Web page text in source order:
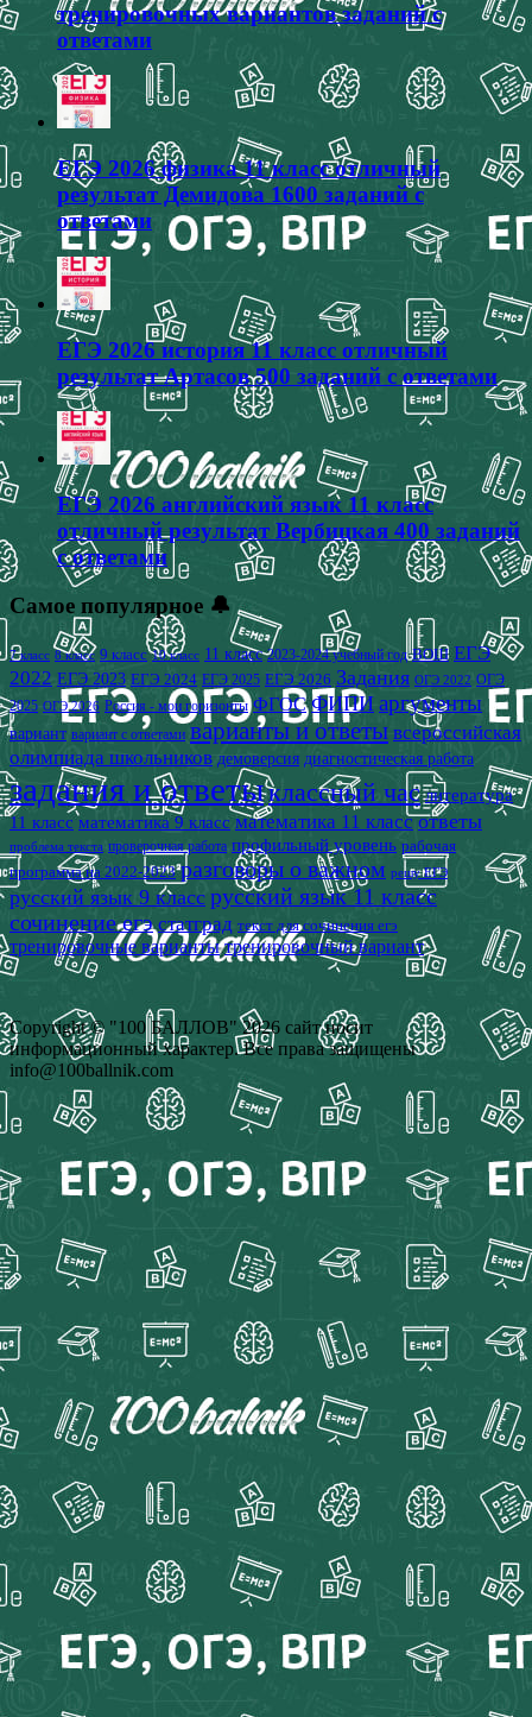
тренировочных вариантов заданий с
ответами
ЕГЭ 2026 физика 11 класс отличный
результат Демидова 1600 заданий с
ответами
ЕГЭ 2026 история 11 класс отличный
результат Артасов 500 заданий с ответами
ЕГЭ 2026 английский язык 11 класс
отличный результат Вербицкая 400 заданий
с ответами
Самое популярное 🔔
7 класс 8 класс 9 класс 10 класс 11 класс 2023-2024 учебный год ВОШ ЕГЭ
2022 ЕГЭ 2023 ЕГЭ 2024 ЕГЭ 2025 ЕГЭ 2026 Задания ОГЭ 2022 ОГЭ
2025 ОГЭ 2026 Россия - мои горизонты ФГОС ФИПИ аргументы
вариант вариант с ответами варианты и ответы всероссийская
олимпиада школьников демоверсия диагностическая работа
задания и ответыклассный час литература
11 класс математика 9 класс математика 11 класс ответы
проблема текста проверочная работа профильный уровень рабочая
программа на 2022-2023 разговоры о важном решу ЕГЭ
русский язык 9 класс русский язык 11 класс
сочинение егэ статград текст для сочинения егэ
тренировочные варианты тренировочный вариант
Copyright © "100 БАЛЛОВ" 2026 сайт носит
информационный характер. Все права защищены
info@100ballnik.com